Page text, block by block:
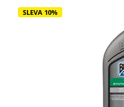
SLEVA 10%